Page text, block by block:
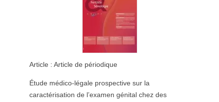
Article : Article de périodique
Étude médico-légale prospective sur la
caractérisation de l’examen génital chez des